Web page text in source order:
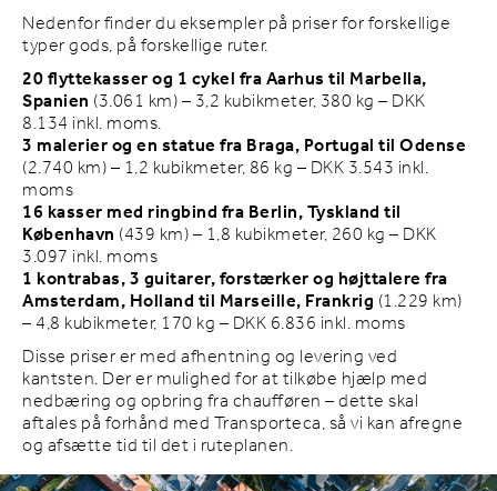
Nedenfor finder du eksempler på priser for forskellige
typer gods, på forskellige ruter.
20 flyttekasser og 1 cykel fra Aarhus til Marbella,
Spanien(3.061 km) – 3,2 kubikmeter, 380 kg – DKK
8.134 inkl. moms.
3 malerier og en statue fra Braga, Portugal til Odense
(2.740 km) – 1,2 kubikmeter, 86 kg – DKK 3.543 inkl.
moms
16 kasser med ringbind fra Berlin, Tyskland til
København(439 km) – 1,8 kubikmeter, 260 kg – DKK
3.097 inkl. moms
1 kontrabas, 3 guitarer, forstærker og højttalere fra
Amsterdam, Holland til Marseille, Frankrig(1.229 km)
– 4,8 kubikmeter, 170 kg – DKK 6.836 inkl. moms
Disse priser er med afhentning og levering ved
kantsten. Der er mulighed for at tilkøbe hjælp med
nedbæring og opbring fra chaufføren – dette skal
aftales på forhånd med Transporteca, så vi kan afregne
og afsætte tid til det i ruteplanen.